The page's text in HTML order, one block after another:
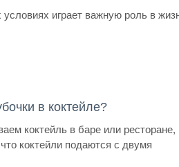
играет важную роль в
в коктейле?
коктейль в баре или ресторане,
коктейли подаются с двумя